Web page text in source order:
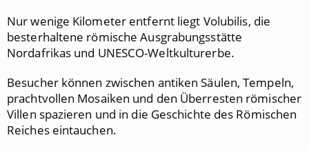
Nur wenige Kilometer entfernt liegt Volubilis, die
besterhaltene römische Ausgrabungsstätte
Nordafrikas und UNESCO-Weltkulturerbe.
Besucher können zwischen antiken Säulen, Tempeln,
prachtvollen Mosaiken und den Überresten römischer
Villen spazieren und in die Geschichte des Römischen
Reiches eintauchen.